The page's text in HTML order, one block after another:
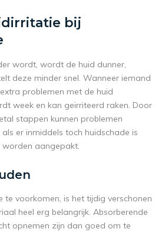
bij
wordt, wordt de huid dunner,
deze minder snel. Wanneer iemand
problemen met de huid
week en kan geirriteerd raken. Door
stappen kunnen problemen
er inmiddels toch huidschade is
aangepakt.
te voorkomen, is het tijdig verschonen
heel erg belangrijk. Absorberende
opnemen zijn dan goed om te